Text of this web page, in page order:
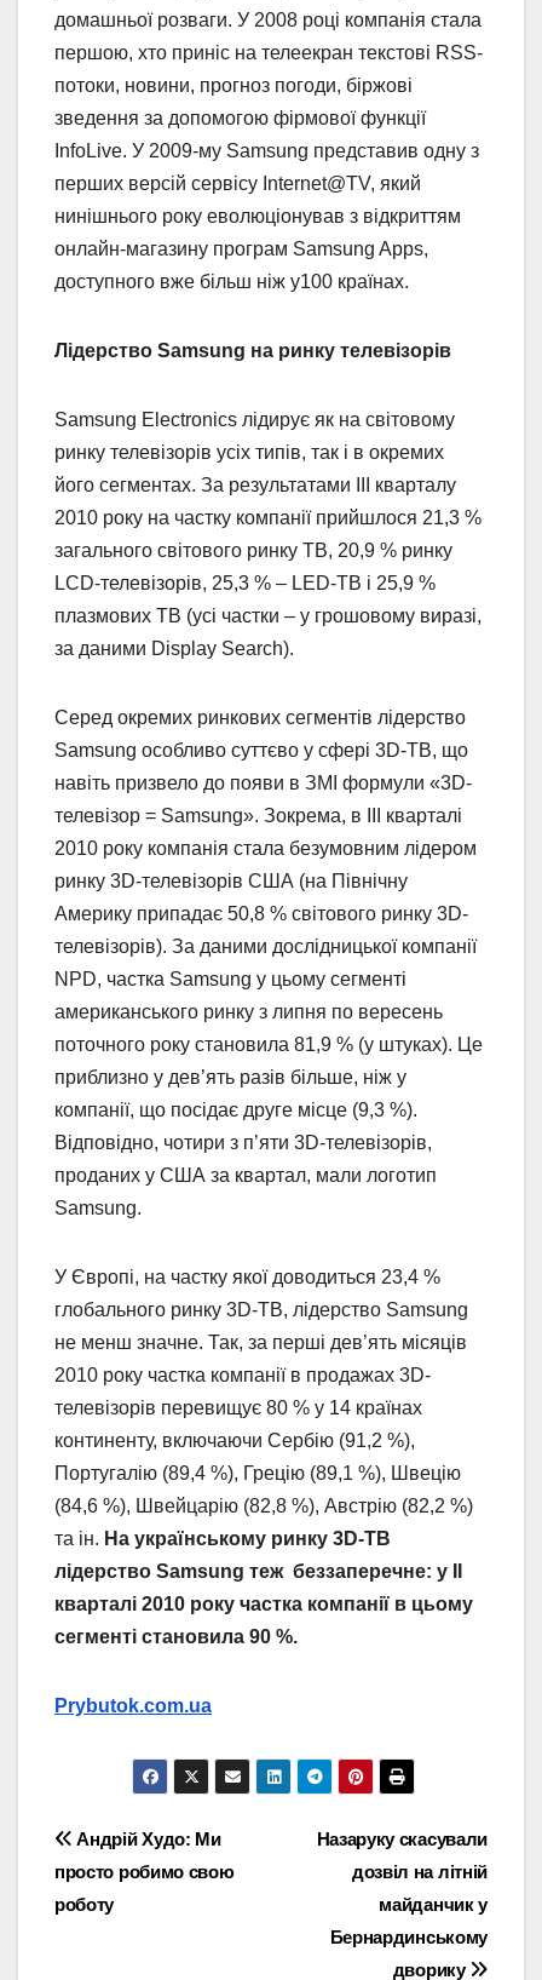
домашньої розваги. У 2008 році компанія стала
першою, хто приніс на телеекран текстові RSS-
потоки, новини, прогноз погоди, біржові
зведення за допомогою фірмової функції
InfoLive. У 2009-му Samsung представив одну з
перших версій сервісу Internet@TV, який
нинішнього року еволюціонував з відкриттям
онлайн-магазину програм Samsung Apps,
доступного вже більш ніж у100 країнах.
Лідерство Samsung на ринку телевізорів
Samsung Electronics лідирує як на світовому
ринку телевізорів усіх типів, так і в окремих
його сегментах. За результатами III кварталу
2010 року на частку компанії прийшлося 21,3 %
загального світового ринку ТВ, 20,9 % ринку
LCD-телевізорів, 25,3 % – LED-ТВ і 25,9 %
плазмових ТВ (усі частки – у грошовому виразі,
за даними Display Search).
Серед окремих ринкових сегментів лідерство
Samsung особливо суттєво у сфері 3D-ТВ, що
навіть призвело до появи в ЗМІ формули «3D-
телевізор = Samsung». Зокрема, в III кварталі
2010 року компанія стала безумовним лідером
ринку 3D-телевізорів США (на Північну
Америку припадає 50,8 % світового ринку 3D-
телевізорів). За даними дослідницької компанії
NPD, частка Samsung у цьому сегменті
американського ринку з липня по вересень
поточного року становила 81,9 % (у штуках). Це
приблизно у дев’ять разів більше, ніж у
компанії, що посідає друге місце (9,3 %).
Відповідно, чотири з п’яти 3D-телевізорів,
проданих у США за квартал, мали логотип
Samsung.
У Європі, на частку якої доводиться 23,4 %
глобального ринку 3D-ТВ, лідерство Samsung
не менш значне. Так, за перші дев’ять місяців
2010 року частка компанії в продажах 3D-
телевізорів перевищує 80 % у 14 країнах
континенту, включаючи Сербію (91,2 %),
Португалію (89,4 %), Грецію (89,1 %), Швецію
(84,6 %), Швейцарію (82,8 %), Австрію (82,2 %)
та ін. На українському ринку 3D-ТВ
лідерство Samsung теж беззаперечне: у II
кварталі 2010 року частка компанії в цьому
сегменті становила 90 %.
Prybutok.com.ua
Навігація
записів
Назаруку скасували
дозвіл на літній
майданчик у
Бернардинському
дворику
Андрій Худо: Ми
просто робимо свою
роботу